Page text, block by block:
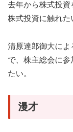
去年から株式投資
株式投資に触れた
清原達郎御大に
で、株主総会に
たい。
漫才